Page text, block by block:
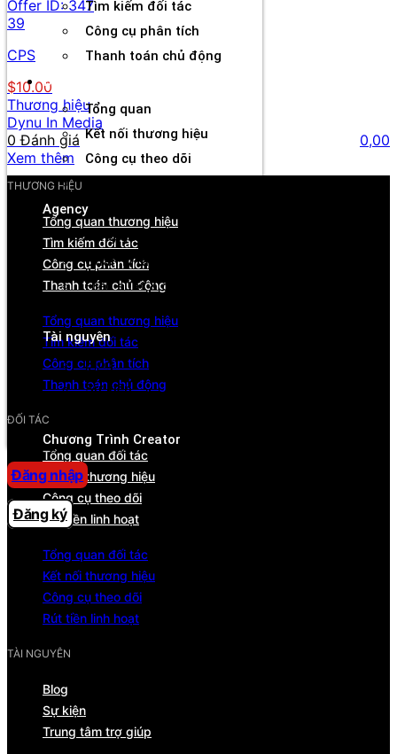
Tìm kiếm đối tác
Công cụ phân tích
Thanh toán chủ động
Đối tác
Tổng quan
Kết nối thương hiệu
Công cụ theo dõi
Agency
Tổng quan
Quản lý tài khoản & đối tác
Hiệu suất & dòng tiền
Tài nguyên
Blog
Sự kiện
Chương Trình Creator
Đăng nhập
Đăng ký
Offer ID: 347
39
CPS
$10.00
Thương hiệu
Dynu In Media
0 Đánh giá
0,00
Xem thêm
THƯƠNG HIỆU
Tổng quan thương hiệu
Tìm kiếm đối tác
Công cụ phân tích
Thanh toán chủ động
Tổng quan thương hiệu
Tìm kiếm đối tác
Công cụ phân tích
Thanh toán chủ động
ĐỐI TÁC
Tổng quan đối tác
Kết nối thương hiệu
Công cụ theo dõi
Rút tiền linh hoạt
Tổng quan đối tác
Kết nối thương hiệu
Công cụ theo dõi
Rút tiền linh hoạt
TÀI NGUYÊN
Blog
Sự kiện
Trung tâm trợ giúp